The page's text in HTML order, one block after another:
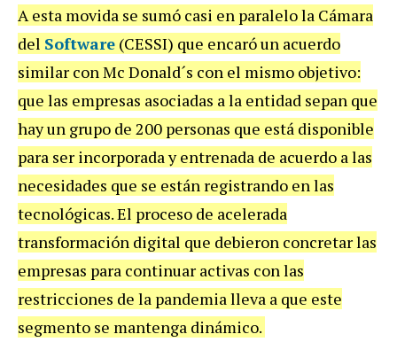
A esta movida se sumó casi en paralelo la Cámara
del Software (CESSI) que encaró un acuerdo
similar con Mc Donald´s con el mismo objetivo:
que las empresas asociadas a la entidad sepan que
hay un grupo de 200 personas que está disponible
para ser incorporada y entrenada de acuerdo a las
necesidades que se están registrando en las
tecnológicas. El proceso de acelerada
transformación digital que debieron concretar las
empresas para continuar activas con las
restricciones de la pandemia lleva a que este
segmento se mantenga dinámico.